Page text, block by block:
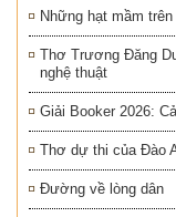
Những hạt mầm
Thơ Trương Đăng
nghệ thuật
Giải Booker 2026:
Thơ dự thi của Đào
Đường về lòng dân